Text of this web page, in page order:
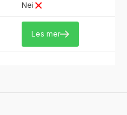
Nei
Les mer